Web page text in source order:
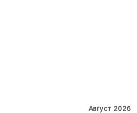
Август 2026